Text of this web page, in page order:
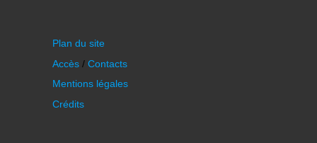
Plan du site
Accès / Contacts
Mentions légales
Crédits